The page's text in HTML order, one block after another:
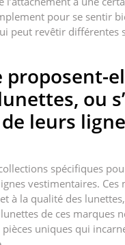
pour se sentir
peut revêtir différentes
ou
leurs
spécifiques
vestimentaires. Ces
à la qualité des
de ces marques
uniques qui